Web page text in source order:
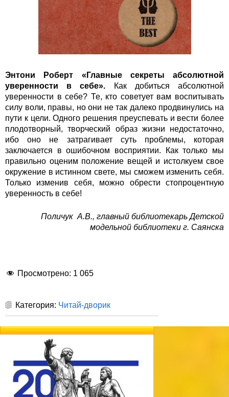
Энтони Роберт «Главные секреты абсолютной
уверенности в себе».
Как добиться абсолютной
уверенности в себе? Те, кто советует вам воспитывать
силу воли, правы, но они не так далеко продвинулись на
пути к цели. Одного решения преуспевать и вести более
плодотворный, творческий образ жизни недостаточно,
ибо оно не затрагивает суть проблемы, которая
заключается в ошибочном восприятии. Как только мы
правильно оценим положение вещей и истолкуем свое
окружение в истинном свете, мы сможем изменить себя.
Только изменив себя, можно обрести стопроцентную
уверенность в себе!
Поличук А.В., главный библиотекарь Детской
модельной библиотеки г. Саянска
Просмотрено: 1 065
Категория: Читай-дворик